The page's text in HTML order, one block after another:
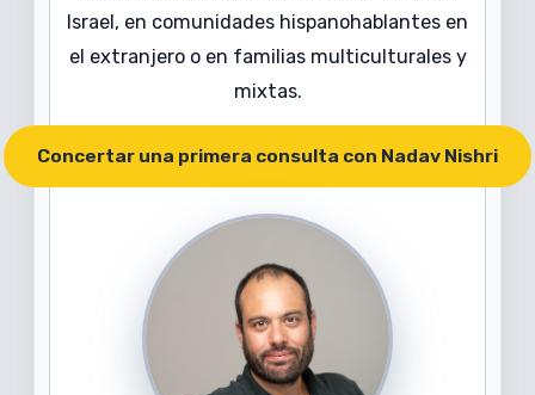
Israel, en comunidades hispanohablantes en
el extranjero o en familias multiculturales y
mixtas.
Concertar una primera consulta con Nadav Nishri